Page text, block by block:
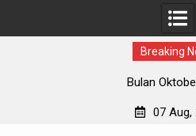
Breaking
Bulan
07 Aug,